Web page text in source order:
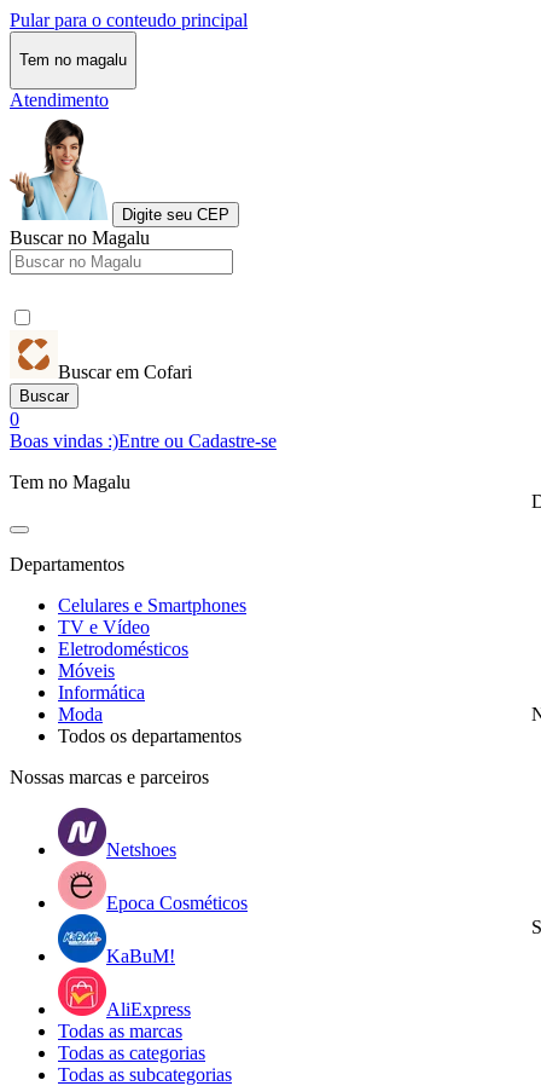
Pular para o conteudo principal
Tem no magalu
Atendimento
Digite seu CEP
Buscar no Magalu
Buscar em Cofari
Buscar
0
Boas vindas :)Entre ou Cadastre-se
Tem no Magalu
Departamentos
Celulares e Smartphones
TV e Vídeo
Eletrodomésticos
Móveis
Informática
Moda
Todos os departamentos
Nossas marcas e parceiros
Netshoes
Epoca Cosméticos
KaBuM!
AliExpress
Todas as marcas
Todas as categorias
Todas as subcategorias